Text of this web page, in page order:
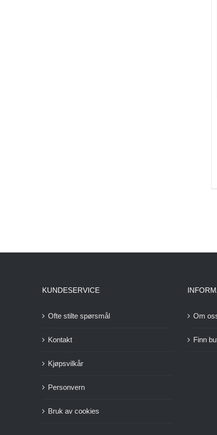
KUNDESERVICE
Ofte stilte spørsmål
Kontakt
Kjøpsvilkår
Personvern
Bruk av cookies
Om
Finn